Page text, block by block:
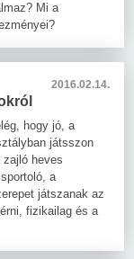
Mi a
2016.02.14.
hogy jó, a
játsszon
heves
a
játszanak az
fizikailag és a